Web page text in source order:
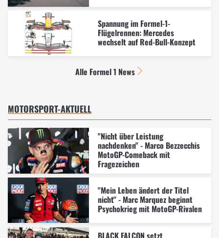
Spannung im Formel-1-
Flügelrennen: Mercedes
wechselt auf Red-Bull-Konzept
Alle Formel 1 News
MOTORSPORT-AKTUELL
"Nicht über Leistung
nachdenken" - Marco Bezzecchis
MotoGP-Comeback mit
Fragezeichen
"Mein Leben ändert der Titel
nicht" - Marc Marquez beginnt
Psychokrieg mit MotoGP-Rivalen
BLACK FALCON setzt